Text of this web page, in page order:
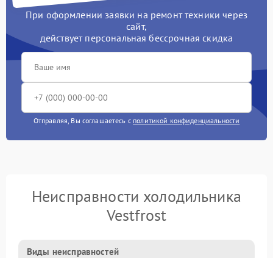
При оформлении заявки на ремонт техники через
сайт,
действует персональная бессрочная скидка
Отправляя, Вы соглашаетесь с политикой конфиденциальности
Неисправности холодильника
Vestfrost
Виды неисправностей